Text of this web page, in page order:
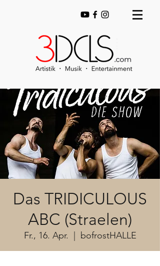
Das TRIDICULOUS
ABC (Straelen)
Fr., 16. Apr. bofrostHALLE